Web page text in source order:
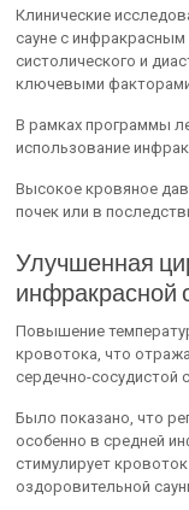
Клинические
сауне с
систолического и
ключевыми
В рамках программы
использование
Высокое кровяное
почек или в
Улучшенная
инфракрасной
Повышение
кровотока, что
сердечно-сосудистой
Было показано, что
особенно в средней
стимулирует
оздоровительной